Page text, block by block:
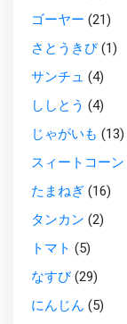
ゴーヤー (21)
さとうきび(1)
サンチュ (4)
ししとう (4)
じゃがいも (13)
スィートコーン
たまねぎ (16)
タンカン (2)
トマト (5)
なすび(29)
にんじん (5)